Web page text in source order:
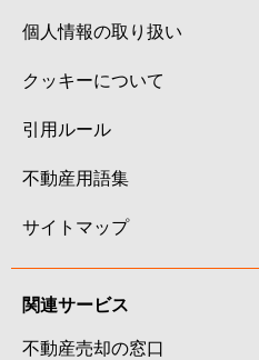
個人情報の取り扱い
クッキーについて
引用ルール
不動産用語集
サイトマップ
関連サービス
不動産売却の窓口